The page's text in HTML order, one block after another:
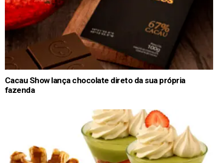
Cacau Show lança chocolate direto da sua própria
fazenda